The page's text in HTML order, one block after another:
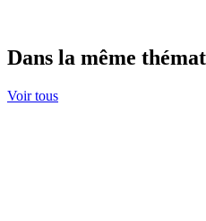
Dans la même
Voir tous